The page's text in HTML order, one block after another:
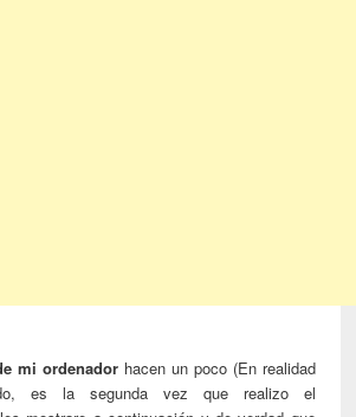
mi ordenadorhacen un poco (En realidad
es la segunda vez que realizo el